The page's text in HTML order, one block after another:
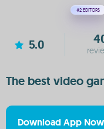
#2 EDITORS
5.0
The best video
Download App Now